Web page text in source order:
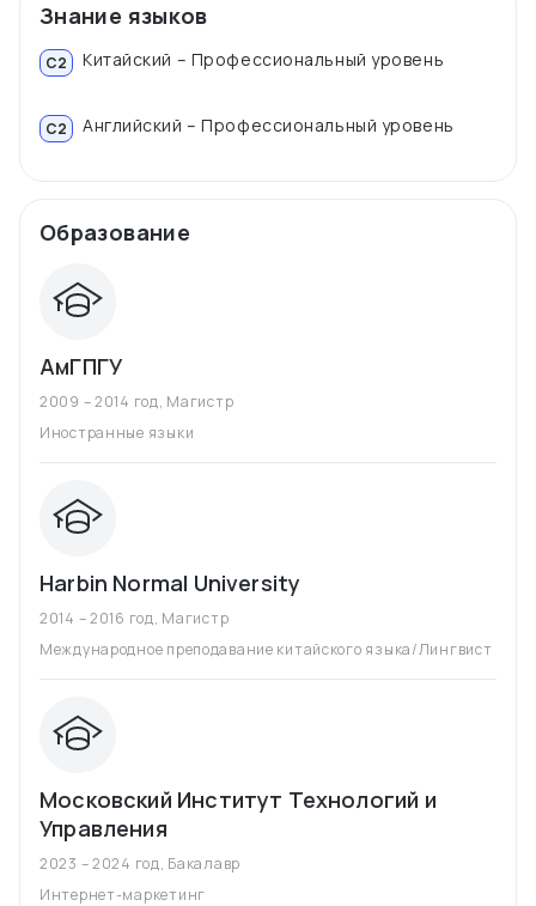
Знание языков
C2 Китайский – Профессиональный уровень
C2 Английский – Профессиональный уровень
Образование
АмГПГУ
2009 – 2014 год, Магистр
Иностранные языки
Harbin Normal University
2014 – 2016 год, Магистр
Международное преподавание китайского языка/Лингвист
Московский Институт Технологий и
Управления
2023 – 2024 год, Бакалавр
Интернет-маркетинг